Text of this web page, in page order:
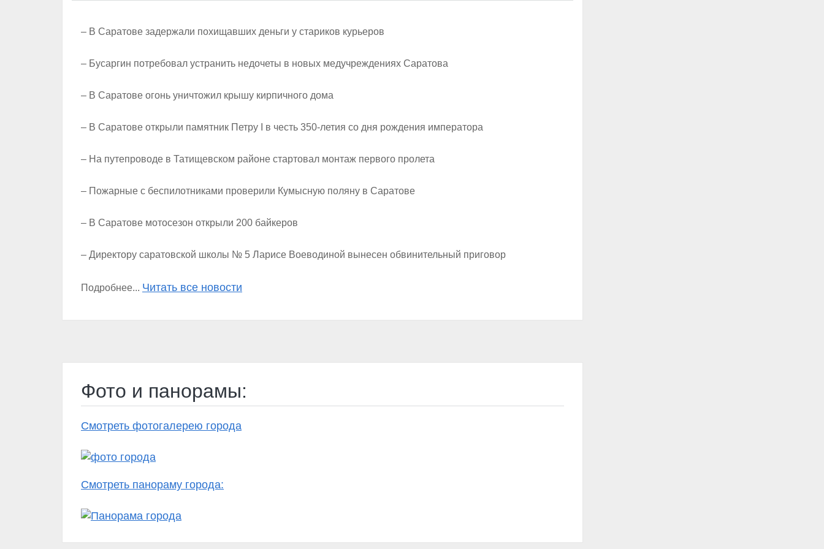
– В Саратове задержали похищавших деньги у стариков курьеров
– Бусаргин потребовал устранить недочеты в новых медучреждениях Саратова
– В Саратове огонь уничтожил крышу кирпичного дома
– В Саратове открыли памятник Петру I в честь 350-летия со дня рождения императора
– На путепроводе в Татищевском районе стартовал монтаж первого пролета
– Пожарные с беспилотниками проверили Кумысную поляну в Саратове
– В Саратове мотосезон открыли 200 байкеров
– Директору саратовской школы № 5 Ларисе Воеводиной вынесен обвинительный приговор
Подробнее... Читать все новости
Фото и панорамы:
Смотреть фотогалерею города
Смотреть панораму города: